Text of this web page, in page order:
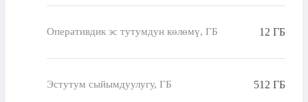
Оперативдик эс тутумдун көлөмү, ГБ 12 ГБ
Эстутум сыйымдуулугу, ГБ 512 ГБ